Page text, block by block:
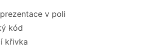
v poli
kód
křivka